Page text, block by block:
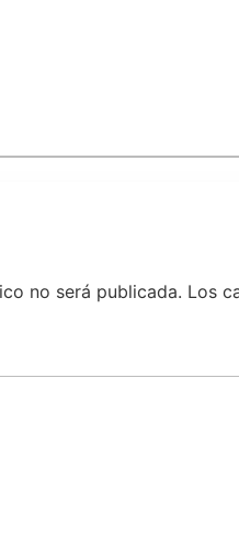
no será publicada. Los